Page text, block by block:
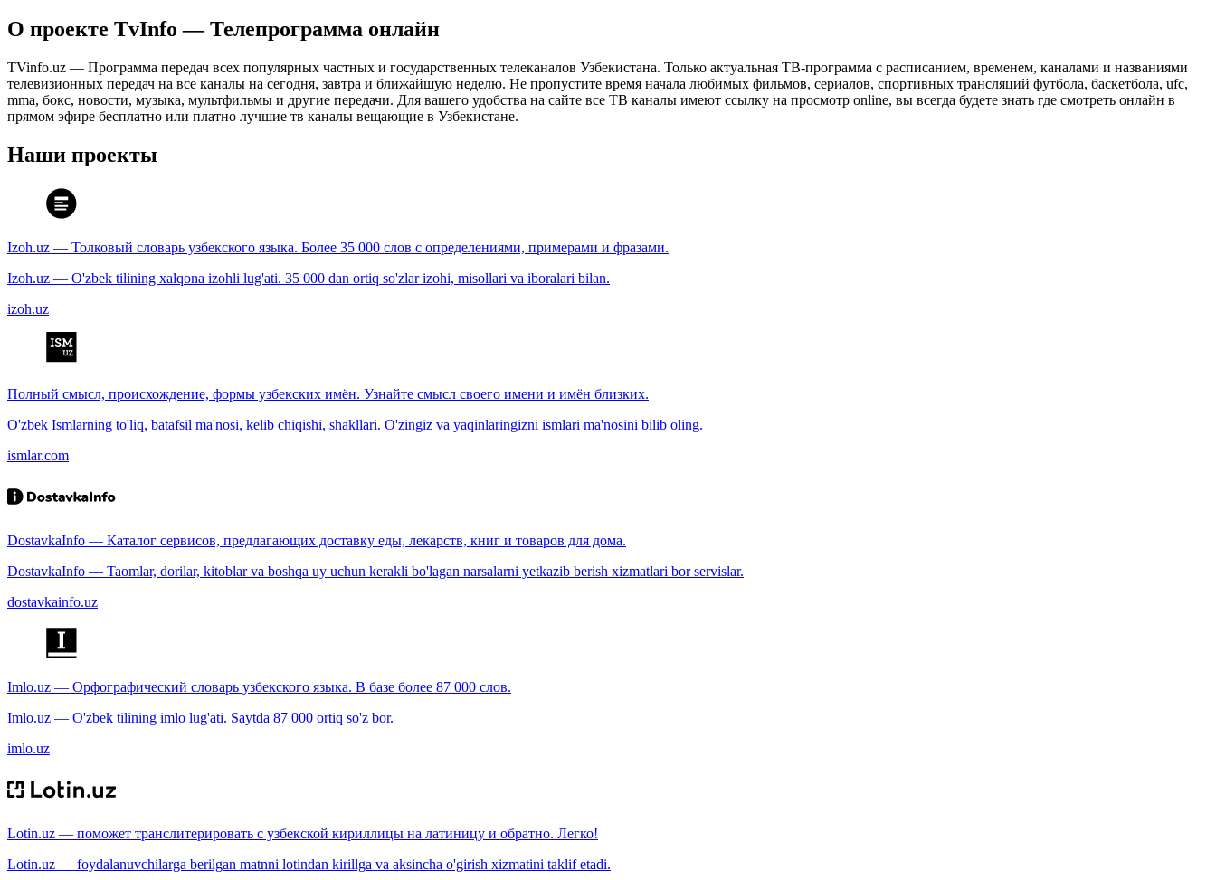
О проекте TvInfo — Телепрограмма онлайн
TVinfo.uz — Программа передач всех популярных частных и государственных телеканалов Узбекистана. Только актуальная ТВ-программа с расписанием, временем, каналами и названиями
телевизионных передач на все каналы на сегодня, завтра и ближайшую неделю. Не пропустите время начала любимых фильмов, сериалов, спортивных трансляций футбола, баскетбола, ufc,
mma, бокс, новости, музыка, мультфильмы и другие передачи. Для вашего удобства на сайте все ТВ каналы имеют ссылку на просмотр online, вы всегда будете знать где смотреть онлайн в
прямом эфире бесплатно или платно лучшие тв каналы вещающие в Узбекистане.
Наши проекты
Izoh.uz — Толковый словарь узбекского языка. Более 35 000 слов с определениями, примерами и фразами.
Izoh.uz — O'zbek tilining xalqona izohli lug'ati. 35 000 dan ortiq so'zlar izohi, misollari va iboralari bilan.
izoh.uz
Полный смысл, происхождение, формы узбекских имён. Узнайте смысл своего имени и имён близких.
O'zbek Ismlarning to'liq, batafsil ma'nosi, kelib chiqishi, shakllari. O'zingiz va yaqinlaringizni ismlari ma'nosini bilib oling.
ismlar.com
DostavkaInfo — Каталог сервисов, предлагающих доставку еды, лекарств, книг и товаров для дома.
DostavkaInfo — Taomlar, dorilar, kitoblar va boshqa uy uchun kerakli bo'lagan narsalarni yetkazib berish xizmatlari bor servislar.
dostavkainfo.uz
Imlo.uz — Орфографический словарь узбекского языка. В базе более 87 000 слов.
Imlo.uz — O'zbek tilining imlo lug'ati. Saytda 87 000 ortiq so'z bor.
imlo.uz
Lotin.uz — поможет транслитерировать с узбекской кириллицы на латиницу и обратно. Легко!
Lotin.uz — foydalanuvchilarga berilgan matnni lotindan kirillga va aksincha o'girish xizmatini taklif etadi.